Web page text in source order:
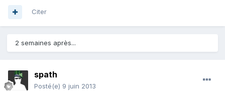
Citer
2 semaines après...
spath
Posté(e) 9 juin 2013